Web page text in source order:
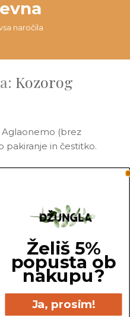
naročila
Kozorog
(brez
pakiranje in čestitko.
rastline in ne
Ker je vsaka
manjše variacije. Med
so lahko manjše
številu listov, vej,
skrbno
da gredo na pot
Želiš 5%
popusta ob
nakupu?
Ja, prosim!